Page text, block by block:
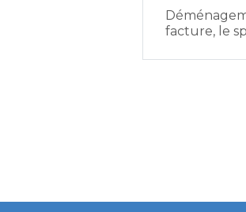
facture, le